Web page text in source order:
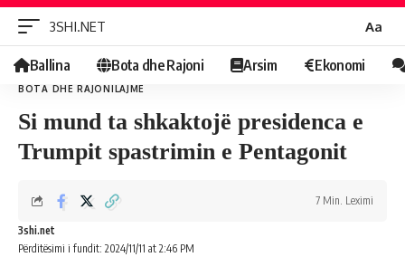
3SHI.NET
Fontin
Aa
Ballina Bota dhe Rajoni Arsim Ekonomi
BOTA DHE RAJONILAJME
Si mund ta shkaktojë presidenca e
Trumpit spastrimin e Pentagonit
Përditësimi i fundit: 2024/11/11 at 2:46 PM
3shi.net
7 Min. Leximi